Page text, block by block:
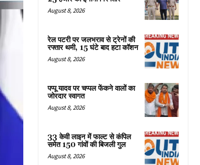
August 8, 2026
रेल पटरी पर जलभराव से ट्रेनों की
रफ्तार थमी, 15 घंटे बाद हटा कॉशन
August 8, 2026
पप्पू यादव पर चप्पल फेंकने वालों का
जोरदार स्वागत
August 8, 2026
33 केवी लाइन में फाल्ट से कंपिल
समेत 150 गांवों की बिजली गुल
August 8, 2026